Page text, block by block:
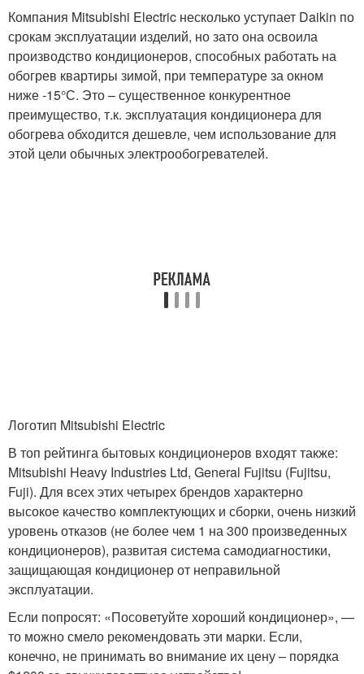
Компания Mitsubishi Electric несколько уступает Daikin по
срокам эксплуатации изделий, но зато она освоила
производство кондиционеров, способных работать на
обогрев квартиры зимой, при температуре за окном
ниже -15°С. Это – существенное конкурентное
преимущество, т.к. эксплуатация кондиционера для
обогрева обходится дешевле, чем использование для
этой цели обычных электрообогревателей.
Логотип Mitsubishi Electric
В топ рейтинга бытовых кондиционеров входят также:
Mitsubishi Heavy Industries Ltd, General Fujitsu (Fujitsu,
Fuji). Для всех этих четырех брендов характерно
высокое качество комплектующих и сборки, очень низкий
уровень отказов (не более чем 1 на 300 произведенных
кондиционеров), развитая система самодиагностики,
защищающая кондиционер от неправильной
эксплуатации.
Если попросят: «Посоветуйте хороший кондиционер», —
то можно смело рекомендовать эти марки. Если,
конечно, не принимать во внимание их цену – порядка